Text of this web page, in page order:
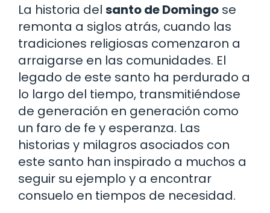
La historia del santo de Domingo se
remonta a siglos atrás, cuando las
tradiciones religiosas comenzaron a
arraigarse en las comunidades. El
legado de este santo ha perdurado a
lo largo del tiempo, transmitiéndose
de generación en generación como
un faro de fe y esperanza. Las
historias y milagros asociados con
este santo han inspirado a muchos a
seguir su ejemplo y a encontrar
consuelo en tiempos de necesidad.